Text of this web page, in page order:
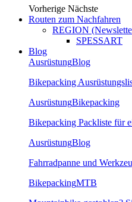
Vorherige Nächste
Routen zum Nachfahren
REGION
SPESSART
Blog
AusrüstungBlog
Bikepacking
AusrüstungBikepacking
Bikepacking Packliste für
AusrüstungBlog
Fahrradpanne und
BikepackingMTB